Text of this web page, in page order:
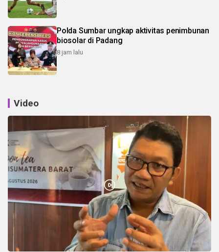
Polda Sumbar ungkap aktivitas penimbunan
biosolar di Padang
8 jam lalu
Video